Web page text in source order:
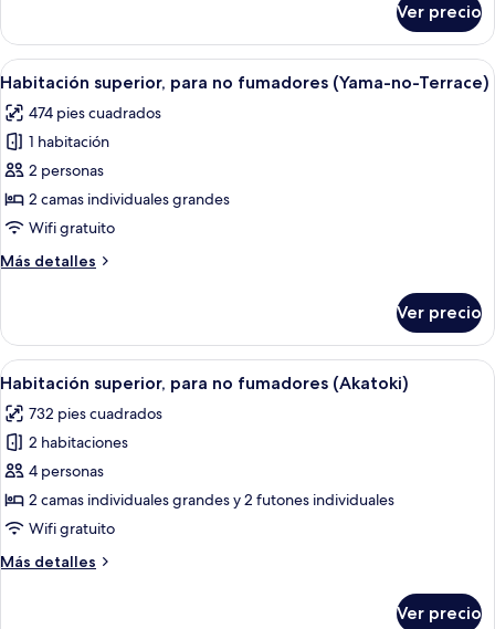
no-
Terrace)
superior,
para
no
(Yama-
no-
Terrace)
Ver precio
Abrir
todas
las
fotos
de
Habitación
superior,
no
no-
Terrace)
Un área de hidromasaje con una
11
Habitación superior, para no fumadores (Yama-no-Terrace)
474 pies cuadrados
1 habitación
2 personas
2 camas individuales grandes
Wifi gratuito
Más detalles
Más
superior,
para
no
(Yama-
no-
Terrace)
Ver precio
Abrir
todas
las
fotos
de
Habitación
superior,
no
Habitación de hotel con dos camas,
7
Habitación superior, para no fumadores (Akatoki)
732 pies cuadrados
2 habitaciones
4 personas
2 camas individuales grandes y 2 futones individuales
Wifi gratuito
Más detalles
Más
Ver precio